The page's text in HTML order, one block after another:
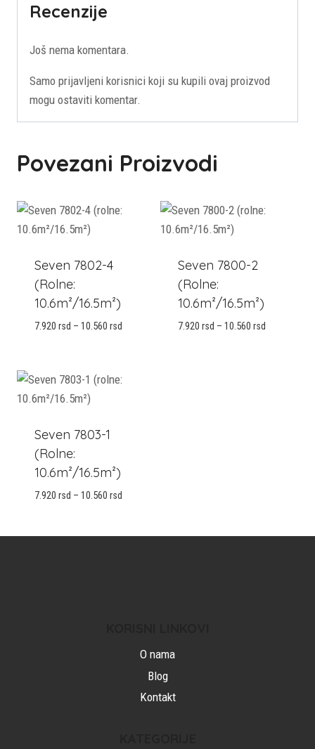
Recenzije
Još nema komentara.
Samo prijavljeni korisnici koji su kupili ovaj proizvod
mogu ostaviti komentar.
Povezani Proizvodi
Seven 7802-4
(rolne:
10.6m²/16.5m²)
7.920 rsd – 10.560 rsdRaspon
Seven 7800-2
(rolne:
10.6m²/16.5m²)
7.920 rsd – 10.560 rsdRaspon
Seven 7803-1
(rolne:
10.6m²/16.5m²)
7.920 rsd – 10.560 rsdRaspon
O nama
Blog
Kontakt